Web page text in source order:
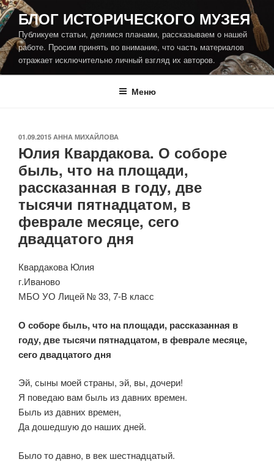
Перейти
к
содержимому
БЛОГ ИСТОРИЧЕСКОГО МУЗЕЯ
Публикуем статьи, делимся планами, рассказываем о нашей
работе. Просим принять во внимание, что часть материалов
отражает исключительно личный взгляд их авторов.
Меню
ОПУБЛИКОВАНО
01.09.2015 АННА МИХАЙЛОВА
Юлия Квардакова. О соборе
быль, что на площади,
рассказанная в году, две
тысячи пятнадцатом, в
феврале месяце, сего
двадцатого дня
Квардакова Юлия
г.Иваново
МБО УО Лицей № 33, 7-В класс
О соборе быль, что на площади, рассказанная в
году, две тысячи пятнадцатом, в феврале месяце,
сего двадцатого дня
Эй, сыны моей страны, эй, вы, дочери!
Я поведаю вам быль из давних времен.
Быль из давних времен,
Да дошедшую до наших дней.
Было то давно, в век шестнадцатый.